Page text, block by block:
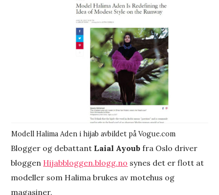
Modell Halima Aden i hijab avbildet på Vogue.com
Blogger og debattant Laial Ayoub fra Oslo driver
bloggen Hijabbloggen.blogg.no synes det er flott at
modeller som Halima brukes av motehus og
magasiner.